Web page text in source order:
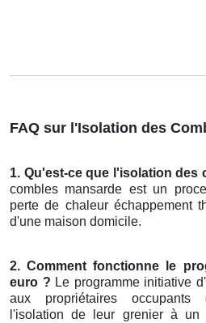
FAQ sur l'Isolation des
1. Qu'est-ce que l'isolation des
combles mansarde est un
perte de chaleur échappement
d'une maison domicile.
2. Comment fonctionne le
euro ? Le programme initiative
aux propriétaires occupants
l'isolation de leur grenier à un